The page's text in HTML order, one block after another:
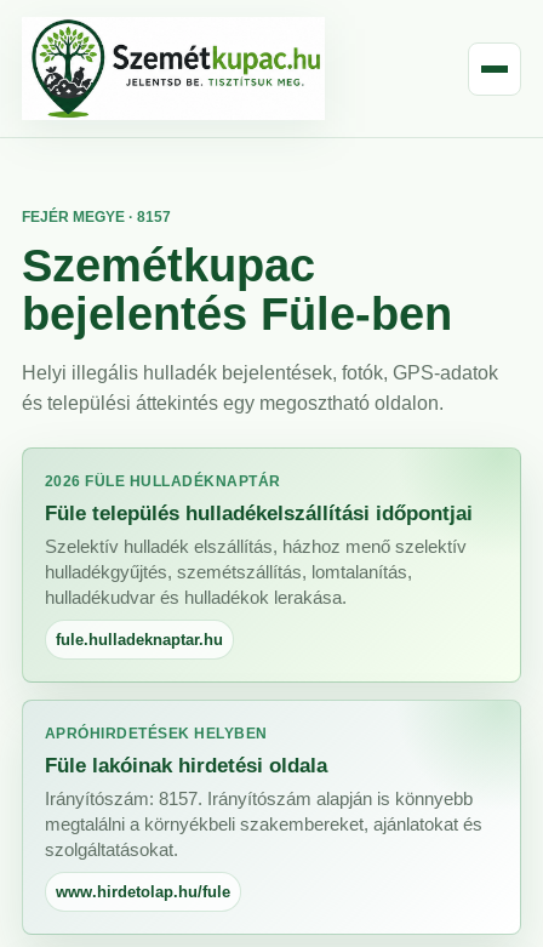
FEJÉR MEGYE · 8157
Szemétkupac
bejelentés Füle-ben
Helyi illegális hulladék bejelentések, fotók, GPS-adatok
és települési áttekintés egy megosztható oldalon.
2026 FÜLE HULLADÉKNAPTÁR
Füle település hulladékelszállítási időpontjai
Szelektív hulladék elszállítás, házhoz menő szelektív
hulladékgyűjtés, szemétszállítás, lomtalanítás,
hulladékudvar és hulladékok lerakása.
fule.hulladeknaptar.hu
APRÓHIRDETÉSEK HELYBEN
Füle lakóinak hirdetési oldala
Irányítószám: 8157. Irányítószám alapján is könnyebb
megtalálni a környékbeli szakembereket, ajánlatokat és
szolgáltatásokat.
www.hirdetolap.hu/fule